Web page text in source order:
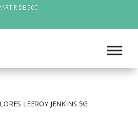
DE 50€
LEEROY JENKINS 5G